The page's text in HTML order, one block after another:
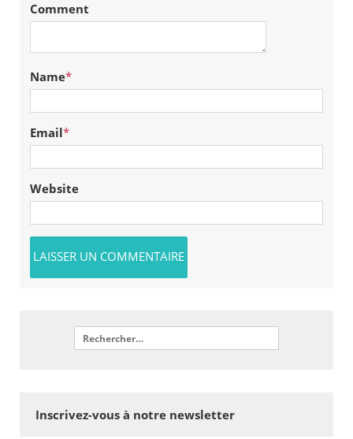
Comment
Name*
Email*
Website
Inscrivez-vous à notre newsletter